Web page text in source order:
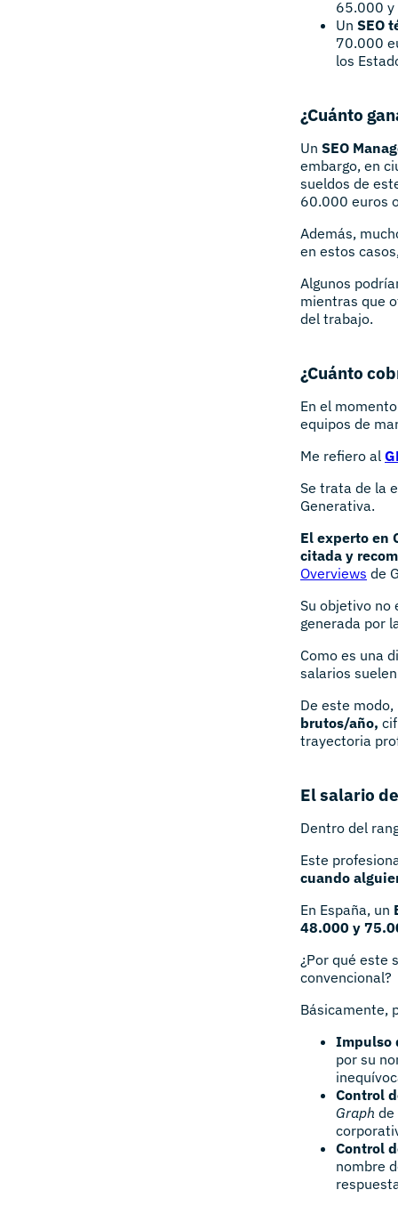
65.000 y
Un SEO
70.000
los
¿Cuánto
Un SEO
embargo, en
sueldos de
60.000 euros
Además,
en estos
Algunos
mientras que
del trabajo.
¿Cuánto
En el
equipos de
Me refiero al
Se trata de la
Generativa.
El experto en
citada y
Overviews de
Su objetivo no
generada por
Como es una
salarios
De este
brutos/año,
trayectoria
El salario
Dentro del
Este
cuando
En España, un
48.000 y
¿Por qué este
convencional?
Básicamente,
Impulso
por su
Control
Graph de
Control
nombre